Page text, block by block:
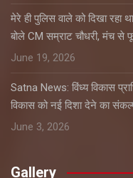
मेरे ही पुलिस वाले को दिखा रहा
बोले CM सम्राट चौधरी, मंच से
June 19, 2026
Satna News: विंध्य विकास
विकास को नई दिशा देने का
June 3, 2026
Gallery